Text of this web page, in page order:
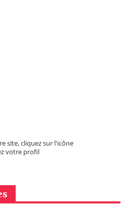
site, cliquez sur l'icône
votre profil